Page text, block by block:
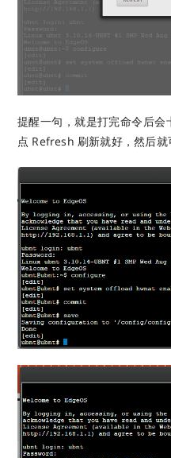
提醒一句，就是打完命令后
点 Refresh 刷新就好，然后就